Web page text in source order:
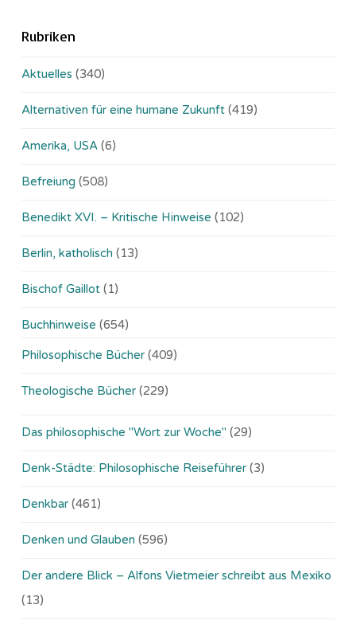
Rubriken
Aktuelles (340)
Alternativen für eine humane Zukunft (419)
Amerika, USA (6)
Befreiung (508)
Benedikt XVI. – Kritische Hinweise (102)
Berlin, katholisch (13)
Bischof Gaillot (1)
Buchhinweise (654)
Philosophische Bücher (409)
Theologische Bücher (229)
Das philosophische "Wort zur Woche" (29)
Denk-Städte: Philosophische Reiseführer (3)
Denkbar (461)
Denken und Glauben (596)
Der andere Blick – Alfons Vietmeier schreibt aus Mexiko
(13)